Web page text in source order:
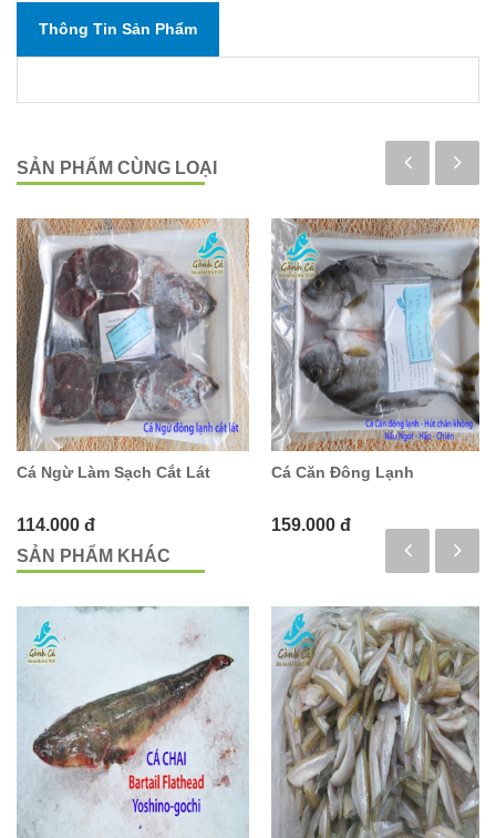
Thông Tin Sản Phẩm
SẢN PHẨM CÙNG LOẠI
Cá Ngừ Làm Sạch Cắt Lát
114.000 đ
Cá Căn Đông Lạnh
159.000 đ
SẢN PHẨM KHÁC